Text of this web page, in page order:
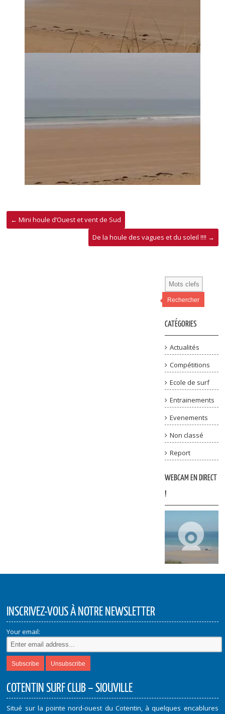
← Mini houle d’Ouest et vent de Sud
De la houle des vagues et du soleil !!!! →
Rechercher
CATÉGORIES
Actualités
Compétitions
Ecole de surf
Entrainements
Evenements
Non classé
Report
WEBCAM EN DIRECT
!
INSCRIVEZ-VOUS À NOTRE NEWSLETTER
Your email:
COTENTIN SURF CLUB – SIOUVILLE
Situé sur la pointe nord-ouest du Cotentin, à quelques encablures